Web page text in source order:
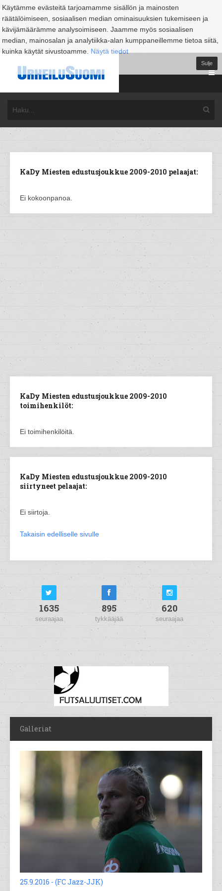
Käytämme evästeitä tarjoamamme sisällön ja mainosten
räätälöimiseen, sosiaalisen median ominaisuuksien tukemiseen ja
kävijämäärämme analysoimiseen. Jaamme myös sosiaalisen
median, mainosalan ja analytiikka-alan kumppaneillemme tietoa siitä,
kuinka käytät sivustoamme. Näytä tiedot
Sulje
KaDy Miesten edustusjoukkue 2009-2010 pelaajat:
Ei kokoonpanoa.
KaDy Miesten edustusjoukkue 2009-2010
toimihenkilöt:
Ei toimihenkilöitä.
KaDy Miesten edustusjoukkue 2009-2010
siirtyneet pelaajat:
Ei siirtoja.
Takaisin edelliselle sivulle
1635
seuraajaa
895
tykkääjää
620
seuraajaa
Galleriat
25.9.2016 - (FC Jazz-JJK)